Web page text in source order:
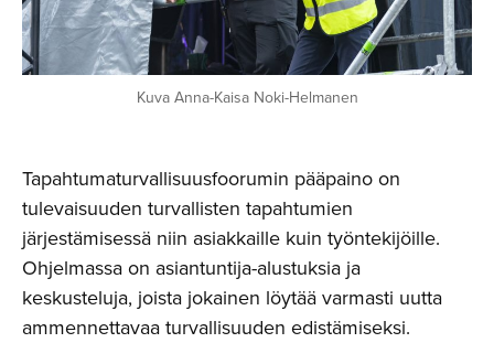
Kuva Anna-Kaisa Noki-Helmanen
Tapahtumaturvallisuusfoorumin pääpaino on
tulevaisuuden turvallisten tapahtumien
järjestämisessä niin asiakkaille kuin työntekijöille.
Ohjelmassa on asiantuntija-alustuksia ja
keskusteluja, joista jokainen löytää varmasti uutta
ammennettavaa turvallisuuden edistämiseksi.